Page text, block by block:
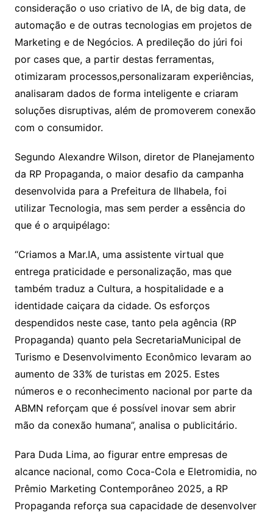
consideração o uso criativo de IA, de big data, de
automação e de outras tecnologias em projetos de
Marketing e de Negócios. A predileção do júri foi
por cases que, a partir destas ferramentas,
otimizaram processos,personalizaram experiências,
analisaram dados de forma inteligente e criaram
soluções disruptivas, além de promoverem conexão
com o consumidor.
Segundo Alexandre Wilson, diretor de Planejamento
da RP Propaganda, o maior desafio da campanha
desenvolvida para a Prefeitura de Ilhabela, foi
utilizar Tecnologia, mas sem perder a essência do
que é o arquipélago:
“Criamos a Mar.IA, uma assistente virtual que
entrega praticidade e personalização, mas que
também traduz a Cultura, a hospitalidade e a
identidade caiçara da cidade. Os esforços
despendidos neste case, tanto pela agência (RP
Propaganda) quanto pela SecretariaMunicipal de
Turismo e Desenvolvimento Econômico levaram ao
aumento de 33% de turistas em 2025. Estes
números e o reconhecimento nacional por parte da
ABMN reforçam que é possível inovar sem abrir
mão da conexão humana”, analisa o publicitário.
Para Duda Lima, ao figurar entre empresas de
alcance nacional, como Coca-Cola e Eletromidia, no
Prêmio Marketing Contemporâneo 2025, a RP
Propaganda reforça sua capacidade de desenvolver